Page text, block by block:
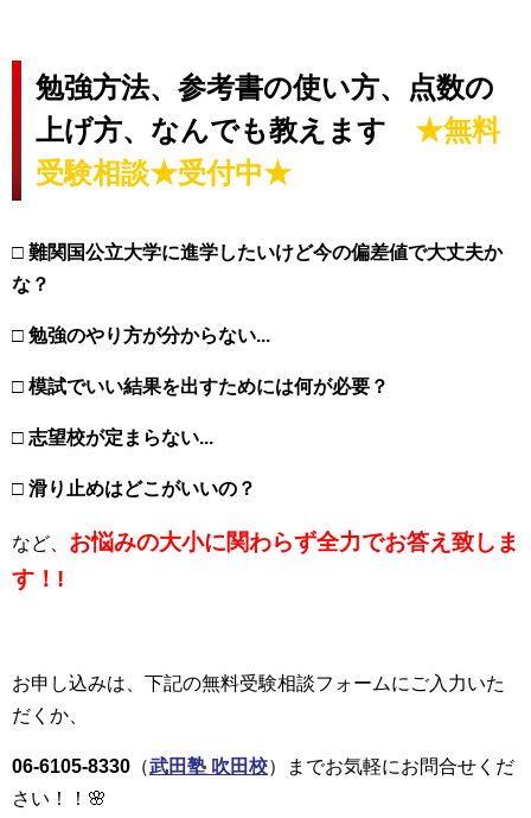
勉強方法、参考書の使い方、点数の
上げ方、なんでも教えます ★無料
受験相談★受付中★
□ 難関国公立大学に進学したいけど今の偏差値で大丈夫か
な？
□ 勉強のやり方が分からない...
□ 模試でいい結果を出すためには何が必要？
□ 志望校が定まらない...
□ 滑り止めはどこがいいの？
など、 お悩みの大小に関わらず全力でお答え致しま
す！!
お申し込みは、下記の無料受験相談フォームにご入力いた
だくか、
06-6105-8330 （武田塾 吹田校）までお気軽にお問合せくだ
さい！！🌸